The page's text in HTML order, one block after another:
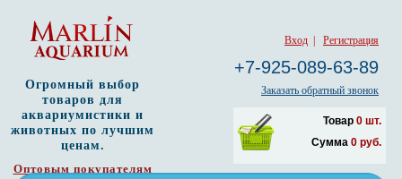
Вход Регистрация
+7-925-089-63-89
Заказать обратный звонок
Товар 0 шт.
Сумма 0 руб.
Огромный выбор
товаров для
аквариумистики и
животных по лучшим
ценам.
Оптовым покупателям